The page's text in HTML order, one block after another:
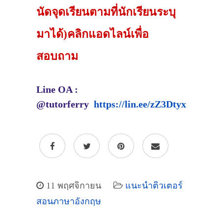
นัดจุดเรียนตามที่นักเรียนระบุ
มาได้)คลิกแอดไลน์เพื่อ
สอบถาม
Line OA :
@tutorferry https://lin.ee/zZ3Dtyx
11 พฤศจิกายน
แนะนำติวเตอร์
สอนภาษาอังกฤษ